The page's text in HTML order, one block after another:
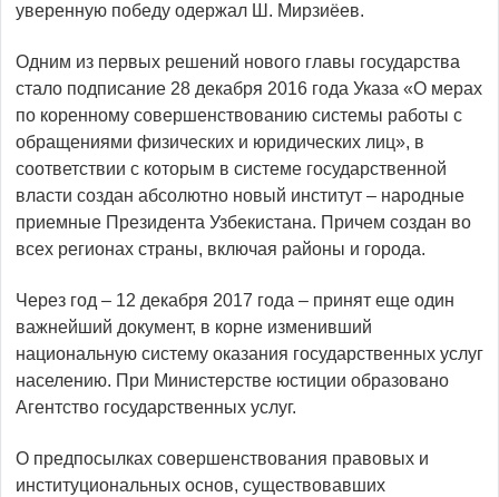
уверенную победу одержал Ш. Мирзиёев.
Одним из первых решений нового главы государства
стало подписание 28 декабря 2016 года Указа «О мерах
по коренному совершенствованию системы работы с
обращениями физических и юридических лиц», в
соответствии с которым в системе государственной
власти создан абсолютно новый институт – народные
приемные Президента Узбекистана. Причем создан во
всех регионах страны, включая районы и города.
Через год – 12 декабря 2017 года – принят еще один
важнейший документ, в корне изменивший
национальную систему оказания государственных услуг
населению. При Министерстве юстиции образовано
Агентство государственных услуг.
О предпосылках совершенствования правовых и
институциональных основ, существовавших